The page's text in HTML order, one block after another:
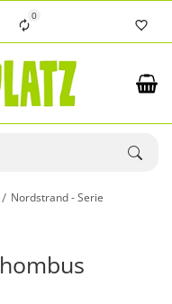
0
Nordstrand - Serie